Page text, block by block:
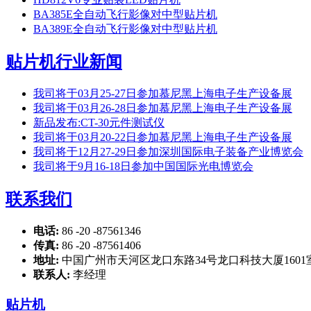
BA385E全自动飞行影像对中型贴片机
BA389E全自动飞行影像对中型贴片机
贴片机行业新闻
我司将于03月25-27日参加慕尼黑上海电子生产设备展
我司将于03月26-28日参加慕尼黑上海电子生产设备展
新品发布:CT-30元件测试仪
我司将于03月20-22日参加慕尼黑上海电子生产设备展
我司将于12月27-29日参加深圳国际电子装备产业博览会
我司将于9月16-18日参加中国国际光电博览会
联系我们
电话: 86 -20 -87561346
传真: 86 -20 -87561406
地址: 中国广州市天河区龙口东路34号龙口科技大厦1601
联系人: 李经理
贴片机